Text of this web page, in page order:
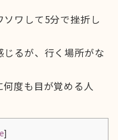
ワして5分で挫折し
じるが、行く場所がな
度も目が覚める人
]